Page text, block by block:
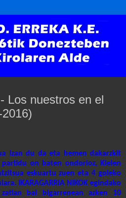
Los nuestros en el
izan du da eta hemen dakarzkit
partidu on baten ondorioz, Kielen
eskuartu zuen eta 4 goleko
IKARAGARRIA NIKOK egindako
bai bigarrenean azken 10